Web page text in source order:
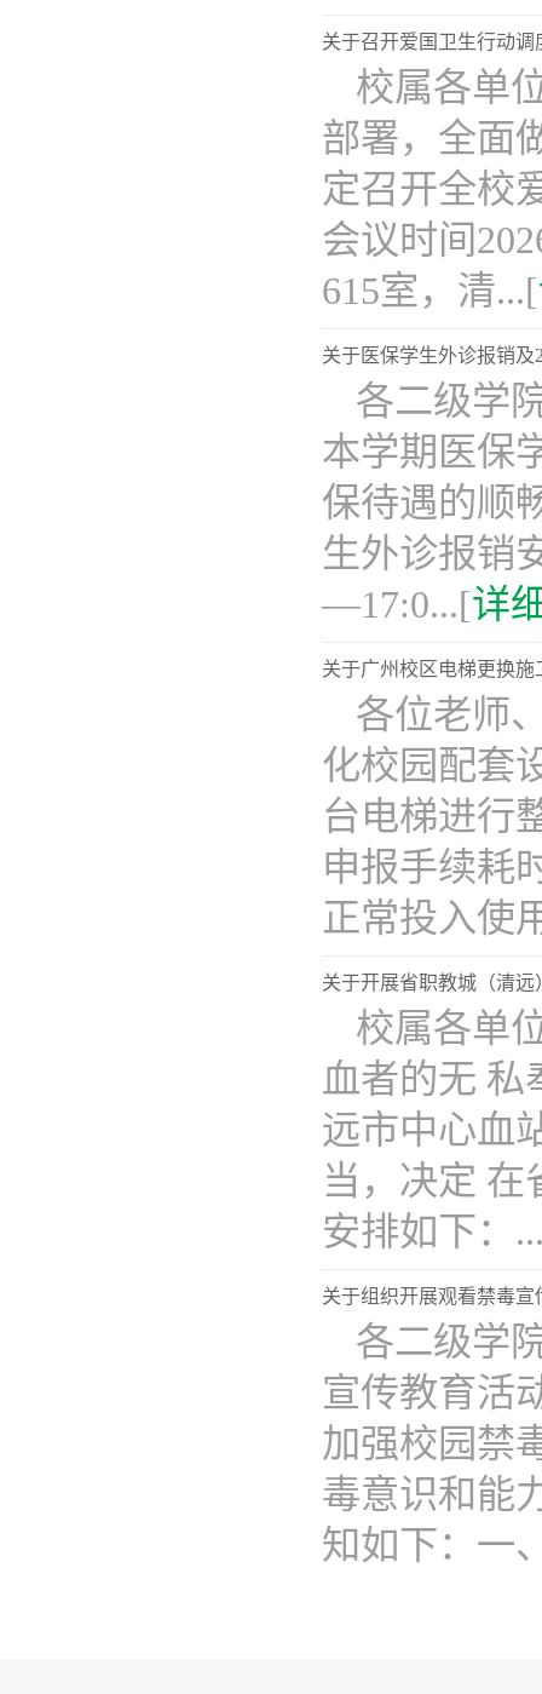
关于召开爱国卫生行动调
校属各单
部署，全面
定召开全校
会议时间
615室，清...[
关于医保学生外诊报销及
各二级学
本学期医保
保待遇的顺
生外诊报销
—17:0...[详
关于广州校区电梯更换施
各位老师
化校园配套
台电梯进行
申报手续耗
正常投入使
关于开展省职教城（清
校属各单
血者的无
远市中心血
当，决定
安排如下：
关于组织开展观看禁毒
各二级学
宣传教育活
加强校园禁
毒意识和能
知如下：一